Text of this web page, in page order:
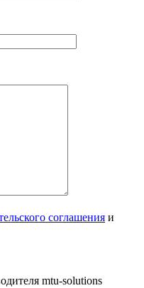
соглашения и
mtu-solutions